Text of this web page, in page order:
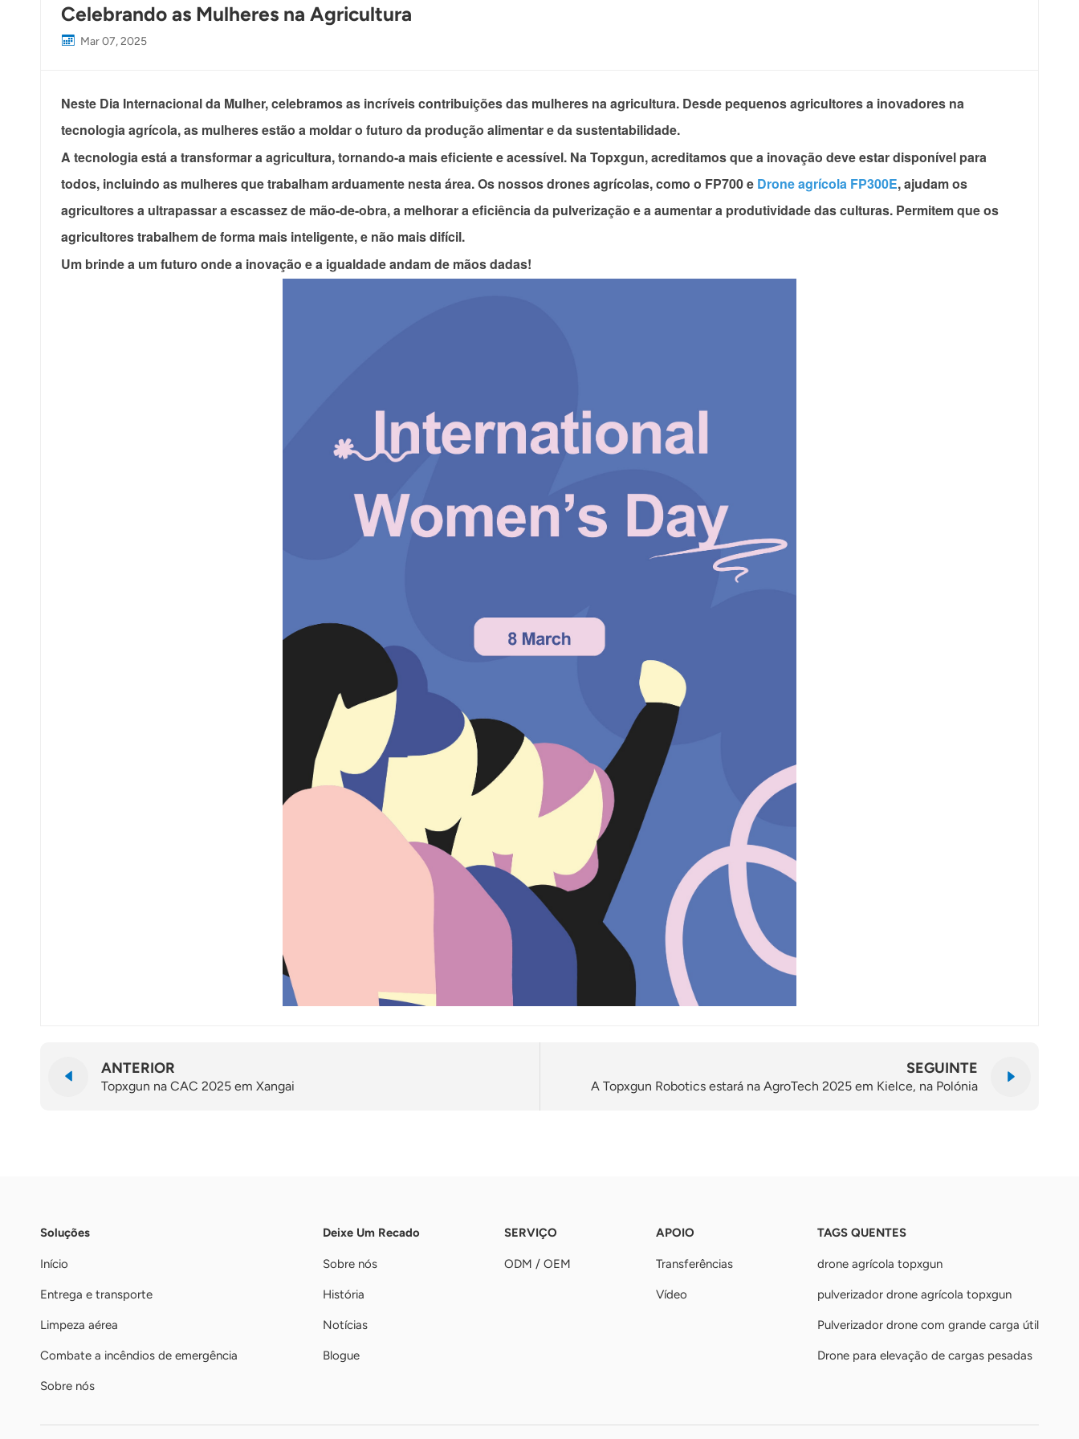
Celebrando as Mulheres na Agricultura
Mar 07, 2025
Neste Dia Internacional da Mulher, celebramos as incríveis contribuições das mulheres na agricultura. Desde pequenos agricultores a inovadores na
tecnologia agrícola, as mulheres estão a moldar o futuro da produção alimentar e da sustentabilidade.
A tecnologia está a transformar a agricultura, tornando-a mais eficiente e acessível. Na Topxgun, acreditamos que a inovação deve estar disponível para
todos, incluindo as mulheres que trabalham arduamente nesta área. Os nossos drones agrícolas, como o FP700 e Drone agrícola FP300E, ajudam os
agricultores a ultrapassar a escassez de mão-de-obra, a melhorar a eficiência da pulverização e a aumentar a produtividade das culturas. Permitem que os
agricultores trabalhem de forma mais inteligente, e não mais difícil.
Um brinde a um futuro onde a inovação e a igualdade andam de mãos dadas!
ANTERIOR
Topxgun na CAC 2025 em Xangai
SEGUINTE
A Topxgun Robotics estará na AgroTech 2025 em Kielce, na Polónia
Soluções
Início
Entrega e transporte
Limpeza aérea
Combate a incêndios de emergência
Sobre nós
Deixe Um Recado
Sobre nós
História
Notícias
Blogue
SERVIÇO
ODM / OEM
APOIO
Transferências
Vídeo
TAGS QUENTES
drone agrícola topxgun
pulverizador drone agrícola topxgun
Pulverizador drone com grande carga útil
Drone para elevação de cargas pesadas